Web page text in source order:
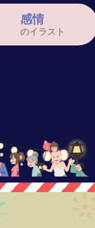
感情
のイラスト